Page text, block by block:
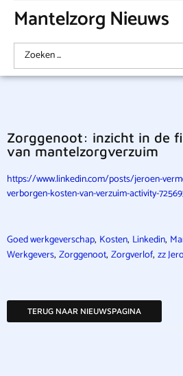
Mantelzorg Nieuws
Zorggenoot: inzicht in de
van mantelzorgverzuim
https://www.linkedin.com/posts/jeroen-
verborgen-kosten-van-verzuim-activity-
Goed werkgeverschap, Kosten, Linkedin,
Werkgevers, Zorggenoot, Zorgverlof, zz
TERUG NAAR NIEUWSPAGINA